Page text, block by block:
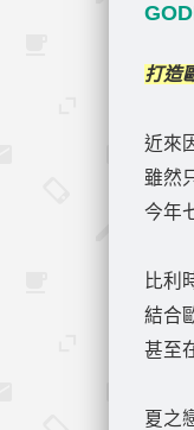
打造
近來
雖然
今年
比利
結合
甚至
夏之